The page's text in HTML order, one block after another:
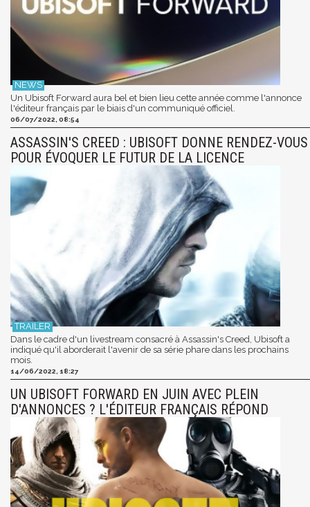
Un Ubisoft Forward aura bel et bien lieu cette année comme l'annonce
l'éditeur français par le biais d'un communiqué officiel.
06/07/2022, 08:54
ASSASSIN'S CREED : UBISOFT DONNE RENDEZ-VOUS
POUR ÉVOQUER LE FUTUR DE LA LICENCE
Dans le cadre d'un livestream consacré à Assassin's Creed, Ubisoft a
indiqué qu'il aborderait l'avenir de sa série phare dans les prochains
mois.
14/06/2022, 18:27
UN UBISOFT FORWARD EN JUIN AVEC PLEIN
D'ANNONCES ? L'ÉDITEUR FRANÇAIS RÉPOND